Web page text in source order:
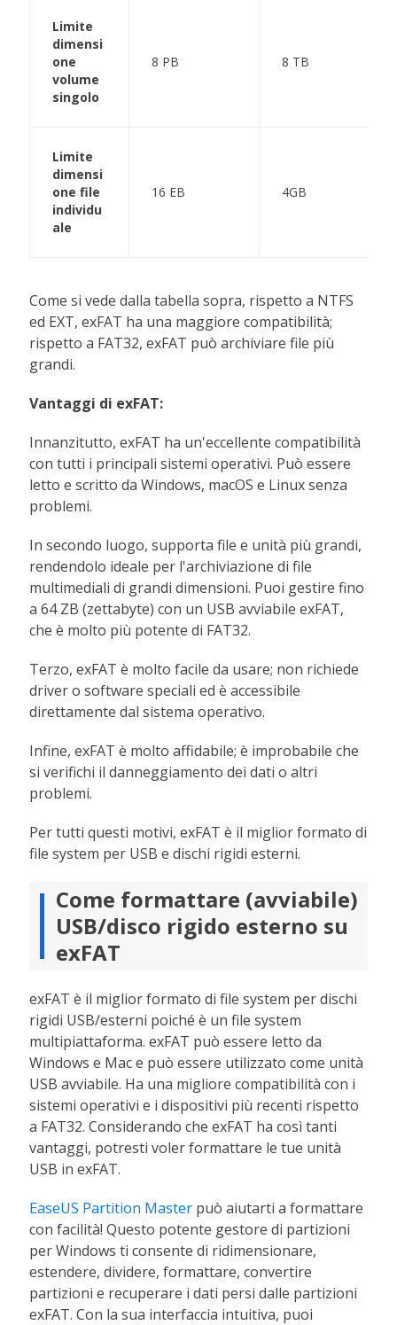
Limite
dimensi
one
volume
singolo
8 PB 8 TB
Limite
dimensi
one file
individu
ale
16 EB 4GB
Come si vede dalla tabella sopra, rispetto a NTFS
ed EXT, exFAT ha una maggiore compatibilità;
rispetto a FAT32, exFAT può archiviare file più
grandi.
Vantaggi di exFAT:
Innanzitutto, exFAT ha un'eccellente compatibilità
con tutti i principali sistemi operativi. Può essere
letto e scritto da Windows, macOS e Linux senza
problemi.
In secondo luogo, supporta file e unità più grandi,
rendendolo ideale per l'archiviazione di file
multimediali di grandi dimensioni. Puoi gestire fino
a 64 ZB (zettabyte) con un USB avviabile exFAT,
che è molto più potente di FAT32.
Terzo, exFAT è molto facile da usare; non richiede
driver o software speciali ed è accessibile
direttamente dal sistema operativo.
Infine, exFAT è molto affidabile; è improbabile che
si verifichi il danneggiamento dei dati o altri
problemi.
Per tutti questi motivi, exFAT è il miglior formato di
file system per USB e dischi rigidi esterni.
Come formattare (avviabile)
USB/disco rigido esterno su
exFAT
exFAT è il miglior formato di file system per dischi
rigidi USB/esterni poiché è un file system
multipiattaforma. exFAT può essere letto da
Windows e Mac e può essere utilizzato come unità
USB avviabile. Ha una migliore compatibilità con i
sistemi operativi e i dispositivi più recenti rispetto
a FAT32. Considerando che exFAT ha così tanti
vantaggi, potresti voler formattare le tue unità
USB in exFAT.
EaseUS Partition Master può aiutarti a formattare
con facilità! Questo potente gestore di partizioni
per Windows ti consente di ridimensionare,
estendere, dividere, formattare, convertire
partizioni e recuperare i dati persi dalle partizioni
exFAT. Con la sua interfaccia intuitiva, puoi